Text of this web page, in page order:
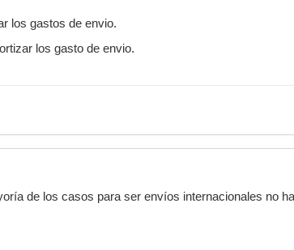
los gastos de envio.
los gasto de envio.
de los casos para ser envíos internacionales no